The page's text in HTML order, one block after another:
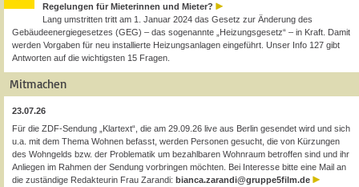
Regelungen für Mieterinnen und Mieter?
Lang umstritten tritt am 1. Januar 2024 das Gesetz zur Änderung des
Gebäudeenergiegesetzes (GEG) – das sogenannte „Heizungsgesetz“ – in Kraft. Damit
werden Vorgaben für neu installierte Heizungsanlagen eingeführt. Unser Info 127 gibt
Antworten auf die wichtigsten 15 Fragen.
Mitmachen
23.07.26
Für die ZDF-Sendung „Klartext“, die am 29.09.26 live aus Berlin gesendet wird und sich
u.a. mit dem Thema Wohnen befasst, werden Personen gesucht, die von Kürzungen
des Wohngelds bzw. der Problematik um bezahlbaren Wohnraum betroffen sind und ihr
Anliegen im Rahmen der Sendung vorbringen möchten. Bei Interesse bitte eine Mail an
die zuständige Redakteurin Frau Zarandi: bianca.zarandi@gruppe5film.de